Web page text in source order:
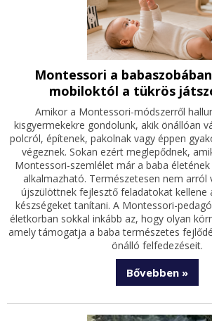
Montessori a
mobiloktól a tükrös
Amikor a Montessori-módszerről
kisgyermekekre gondolunk, akik önállóan
polcról, építenek, pakolnak vagy éppen
végeznek. Sokan ezért meglepődnek,
Montessori-szemlélet már a baba
alkalmazható. Természetesen nem arról
újszülöttnek fejlesztő feladatokat kellene
készségeket tanítani. A Montessori-
életkorban sokkal inkább az, hogy olyan
amely támogatja a baba természetes
önálló felfedezéseit.
Bővebben »